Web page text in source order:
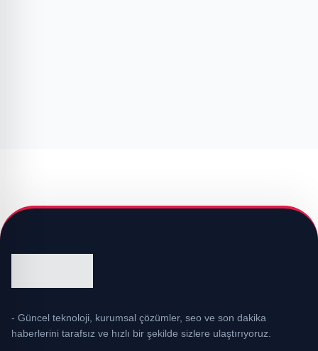
- Güncel teknoloji, kurumsal çözümler, seo ve son dakika
haberlerini tarafsız ve hızlı bir şekilde sizlere ulaştırıyoruz.